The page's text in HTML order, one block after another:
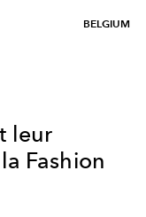
BELGIUM
leur
Fashion